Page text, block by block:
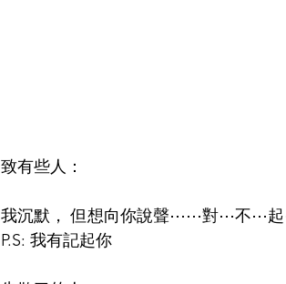
致有些人：
我沉默， 但想向你說聲⋯⋯對⋯不⋯
P.S: 我有記起你